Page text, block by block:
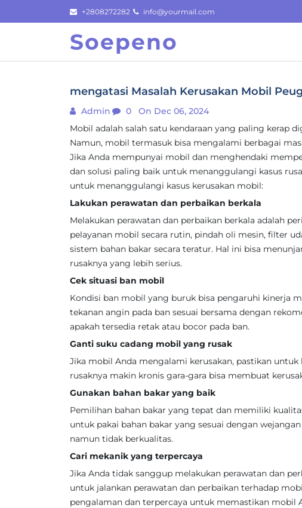
to
+2808272282 info@yourmail.com
Soepeno
mengatasi Masalah Kerusakan Mobil
Admin 0
On Dec 06, 2024
Mobil adalah salah satu kendaraan yang paling kerap
Namun, mobil termasuk bisa mengalami berbagai
Jika Anda mempunyai mobil dan menghendaki
dan solusi paling baik untuk menanggulangi kasus
untuk menanggulangi kasus kerusakan mobil:
Lakukan perawatan dan perbaikan berkala
Melakukan perawatan dan perbaikan berkala adalah
pelayanan mobil secara rutin, pindah oli mesin, filter
sistem bahan bakar secara teratur. Hal ini bisa
rusaknya yang lebih serius.
Cek situasi ban mobil
Kondisi ban mobil yang buruk bisa pengaruhi kinerja
tekanan angin pada ban sesuai bersama dengan
apakah tersedia retak atau bocor pada ban.
Ganti suku cadang mobil yang rusak
Jika mobil Anda mengalami kerusakan, pastikan
rusaknya makin kronis gara-gara bisa membuat
Gunakan bahan bakar yang baik
Pemilihan bahan bakar yang tepat dan memiliki
untuk pakai bahan bakar yang sesuai dengan
namun tidak berkualitas.
Cari mekanik yang terpercaya
Jika Anda tidak sanggup melakukan perawatan dan
untuk jalankan perawatan dan perbaikan terhadap
pengalaman dan terpercaya untuk memastikan mobil